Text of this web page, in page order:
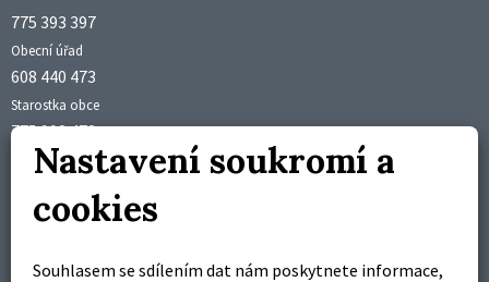
775 393 397
Obecní úřad
608 440 473
Starostka obce
775 992 473
Účetní obce
starosta@brusne.cz
Úřední hodiny
Nastavení soukromí a
cookies
Souhlasem se sdílením dat nám poskytnete informace,